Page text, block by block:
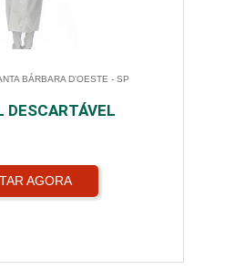
BÁRBARA D'OESTE - SP
DESCARTÁVEL
AGORA